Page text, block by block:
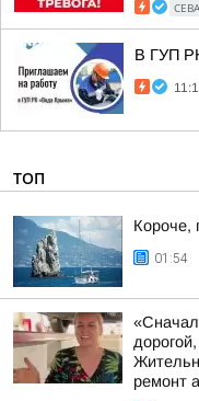
В ГУП
ТОП
Короче,
01:54
ремонт